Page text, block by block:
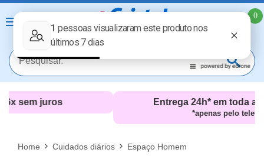
0
FECHAR [X]
Entrega 24h* em toda a Zona Sul (RJ)
*apenas pelo televendas
Home Cuidados diários Espaço Homem